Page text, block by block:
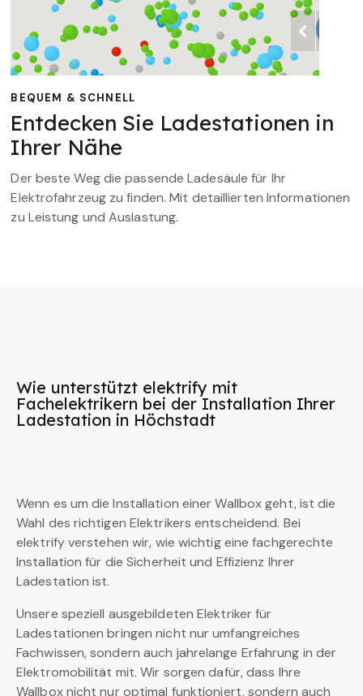
BEQUEM & SCHNELL
Entdecken Sie Ladestationen in
Ihrer Nähe
Der beste Weg die passende Ladesäule für Ihr
Elektrofahrzeug zu finden. Mit detaillierten Informationen
zu Leistung und Auslastung.
Wie unterstützt elektrify mit
Fachelektrikern bei der Installation Ihrer
Ladestation in Höchstadt
Wenn es um die Installation einer Wallbox geht, ist die
Wahl des richtigen Elektrikers entscheidend. Bei
elektrify verstehen wir, wie wichtig eine fachgerechte
Installation für die Sicherheit und Effizienz Ihrer
Ladestation ist.
Unsere speziell ausgebildeten Elektriker für
Ladestationen bringen nicht nur umfangreiches
Fachwissen, sondern auch jahrelange Erfahrung in der
Elektromobilität mit. Wir sorgen dafür, dass Ihre
Wallbox nicht nur optimal funktioniert, sondern auch